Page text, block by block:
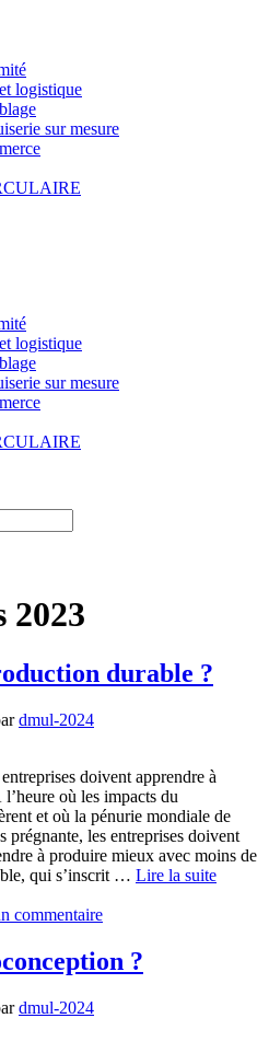
logistique
sur mesure
logistique
sur mesure
2023
durable ?
dmul-2024
doivent apprendre à
où les impacts du
et où la pénurie mondiale de
prégnante, les entreprises doivent
à produire mieux avec moins de
qui s’inscrit … Lire la suite
commentaire
?
dmul-2024